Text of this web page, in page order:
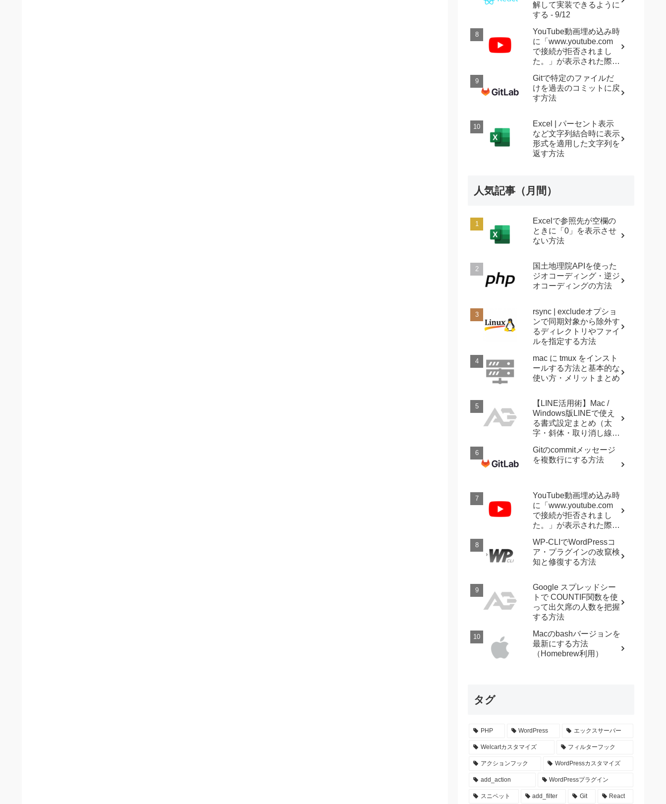
解して実装できるように
する - 9/12
YouTube動画埋め込み時
に「www.youtube.com
で接続が拒否されまし
た。」が表示された際に
Gitで特定のファイルだ
けを過去のコミットに戻
す方法
Excel | パーセント表示
など文字列結合時に表示
形式を適用した文字列を
返す方法
人気記事（月間）
Excelで参照先が空欄の
ときに「0」を表示させ
ない方法
国土地理院APIを使った
ジオコーディング・逆ジ
オコーディングの方法
rsync | excludeオプショ
ンで同期対象から除外す
るディレクトリやファイ
ルを指定する方法
mac に tmux をインスト
ールする方法と基本的な
使い方・メリットまとめ
【LINE活用術】Mac /
Windows版LINEで使え
る書式設定まとめ（太
字・斜体・取り消し線・
Gitのcommitメッセージ
を複数行にする方法
YouTube動画埋め込み時
に「www.youtube.com
で接続が拒否されまし
た。」が表示された際に
WP-CLIでWordPressコ
ア・プラグインの改竄検
知と修復する方法
Google スプレッドシー
トで COUNTIF関数を使
って出欠席の人数を把握
する方法
Macのbashバージョンを
最新にする方法
（Homebrew利用）
タグ
PHP WordPress エックスサーバー
Welcartカスタマイズ フィルターフック
アクションフック WordPressカスタマイズ
add_action WordPressプラグイン
スニペット add_filter Git React